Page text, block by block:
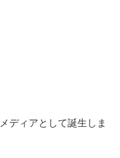
ディアとして誕生しま